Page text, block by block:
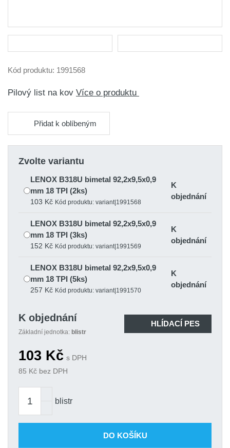
Kód produktu: 1991568
Pilový list na kov Více o produktu
Přidat k oblíbeným
Zvolte variantu
LENOX B318U bimetal 92,2x9,5x0,9
mm 18 TPI (2ks)
103 Kč Kód produktu: variant|1991568
K
objednání
LENOX B318U bimetal 92,2x9,5x0,9
mm 18 TPI (3ks)
152 Kč Kód produktu: variant|1991569
K
objednání
LENOX B318U bimetal 92,2x9,5x0,9
mm 18 TPI (5ks)
257 Kč Kód produktu: variant|1991570
K
objednání
K objednání
Základní jednotka: blistr
HLÍDACÍ PES
103 Kč s DPH
85 Kč bez DPH
blistr
DO KOŠÍKU